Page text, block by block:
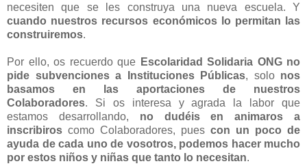
necesiten que se les construya una nueva escuela. Y
cuando nuestros recursos económicos lo permitan las
construiremos.
Por ello, os recuerdo que Escolaridad Solidaria ONG no
pide subvenciones a Instituciones Públicas, solo nos
basamos en las aportaciones de nuestros
Colaboradores. Si os interesa y agrada la labor que
estamos desarrollando, no dudéis en animaros a
inscribiros como Colaboradores, pues con un poco de
ayuda de cada uno de vosotros, podemos hacer mucho
por estos niños y niñas que tanto lo necesitan.